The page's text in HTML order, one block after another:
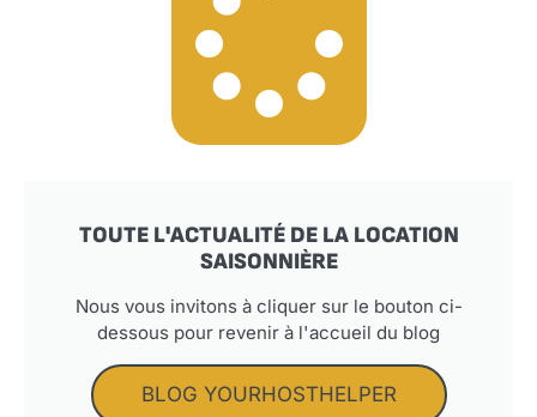
TOUTE L'ACTUALITÉ DE LA LOCATION
SAISONNIÈRE
Nous vous invitons à cliquer sur le bouton ci-
dessous pour revenir à l'accueil du blog
BLOG YOURHOSTHELPER